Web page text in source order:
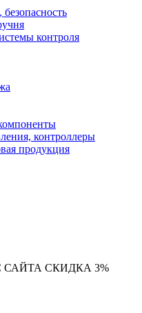
контроля
контроллеры
продукция
СКИДКА 3%